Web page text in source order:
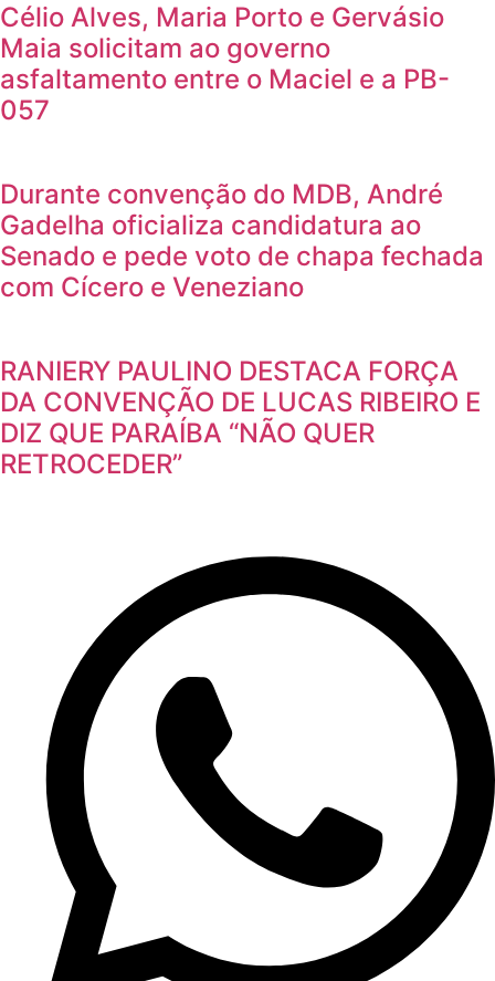
Célio Alves, Maria Porto e Gervásio
Maia solicitam ao governo
asfaltamento entre o Maciel e a PB-
057
Durante convenção do MDB, André
Gadelha oficializa candidatura ao
Senado e pede voto de chapa fechada
com Cícero e Veneziano
RANIERY PAULINO DESTACA FORÇA
DA CONVENÇÃO DE LUCAS RIBEIRO E
DIZ QUE PARAÍBA “NÃO QUER
RETROCEDER”